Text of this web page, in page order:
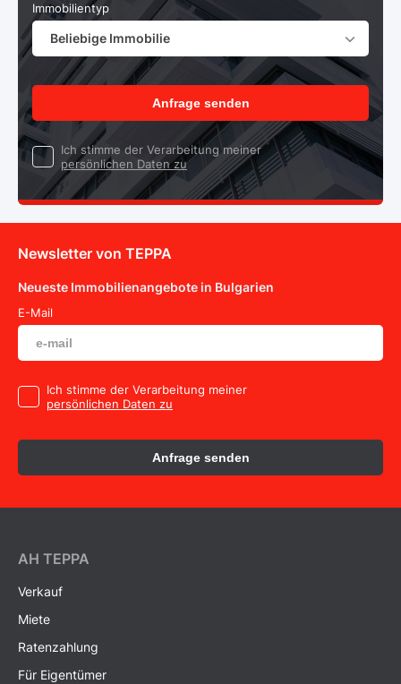
Immobilientyp
Beliebige Immobilie
Anfrage senden
Ich stimme der Verarbeitung meiner
persönlichen Daten zu
Newsletter von TEPPA
Neueste Immobilienangebote in Bulgarien
E-Mail
Ich stimme der Verarbeitung meiner
persönlichen Daten zu
Anfrage senden
AH ТEPPA
Verkauf
Miete
Ratenzahlung
Für Eigentümer